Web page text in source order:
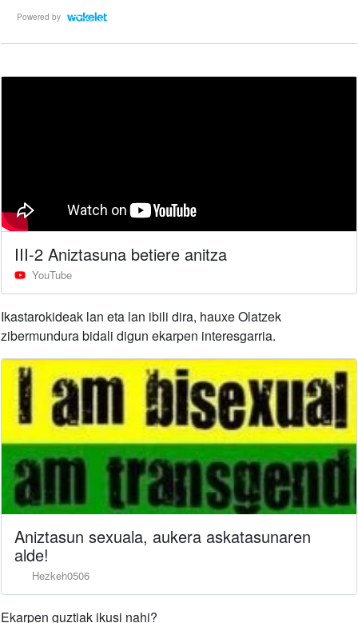
Powered by
III-2 Aniztasuna betiere anitza
YouTube
Ikastarokideak lan eta lan ibili dira, hauxe Olatzek
zibermundura bidali digun ekarpen interesgarria.
Aniztasun sexuala, aukera askatasunaren
alde!
Hezkeh0506
Ekarpen guztiak ikusi nahi?